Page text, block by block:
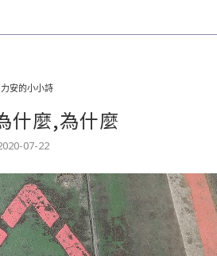
安的小小詩
什麼,為什麼
07-22